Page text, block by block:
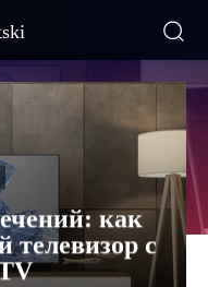
как
телевизор с